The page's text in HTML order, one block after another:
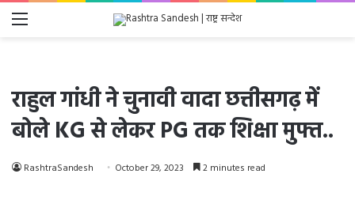
Menu
राहुल गांधी ने चुनावी वादा छत्तीसगढ़ में
बोले KG से लेकर PG तक शिक्षा मुफ्त..
RashtraSandesh October 29, 2023 2 minutes read